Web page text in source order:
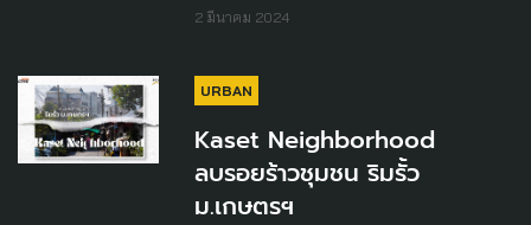
2 มีนาคม 2024
URBAN
Kaset Neighborhood
ลบรอยร้าวชุมชน ริมรั้ว
ม.เกษตรฯ